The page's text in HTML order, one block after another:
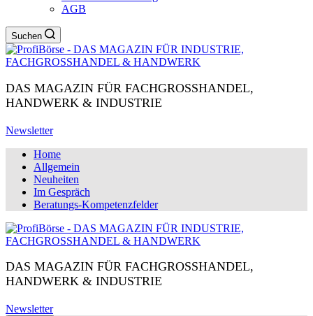
AGB
Suchen
DAS MAGAZIN FÜR FACHGROSSHANDEL,
HANDWERK & INDUSTRIE
Newsletter
Home
Allgemein
Neuheiten
Im Gespräch
Beratungs-Kompetenzfelder
DAS MAGAZIN FÜR FACHGROSSHANDEL,
HANDWERK & INDUSTRIE
Newsletter